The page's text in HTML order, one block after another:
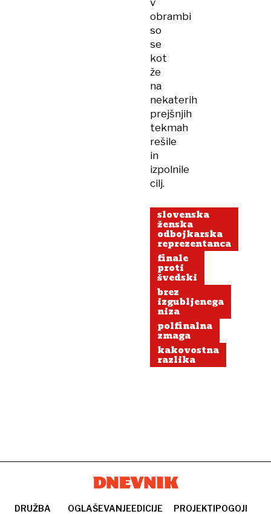
v
obrambi
so
se
kot
že
na
nekaterih
prejšnjih
tekmah
rešile
in
izpolnile
cilj.
slovenska
ženska
odbojkarska
reprezentanca
finale
proti
švedski
brez
izgubljenega
niza
polfinalna
zmaga
kakovostna
razlika
DRUŽBA
OGLAŠEVANJEEDICIJE
PROJEKTIPOGOJI